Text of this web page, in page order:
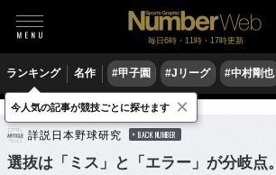
毎日6時・11時・17時更新
ランキング 名作 #甲子園 #Jリーグ #中村剛也
野球 高校野球
詳説日本野球研究 BACK NUMBER
選抜は「ミス」と「エラー」が分岐点。
今人気の記事が競技ごとに探せます ×